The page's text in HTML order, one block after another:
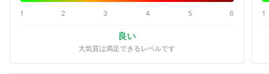
1 2 3 4 5 6
良い
大気質は満足できるレベルです
1